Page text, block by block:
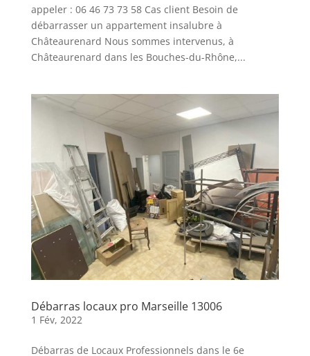
appeler : 06 46 73 73 58 Cas client Besoin de
débarrasser un appartement insalubre à
Châteaurenard Nous sommes intervenus, à
Châteaurenard dans les Bouches-du-Rhône,...
Débarras locaux pro Marseille 13006
1 Fév, 2022
Débarras de Locaux Professionnels dans le 6e